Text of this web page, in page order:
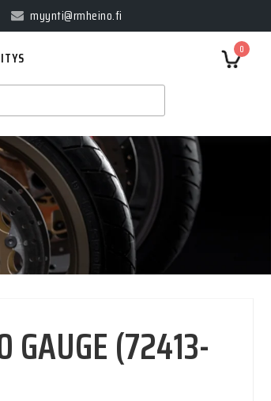
myynti@rmheino.fi
0
GAUGE (72413-